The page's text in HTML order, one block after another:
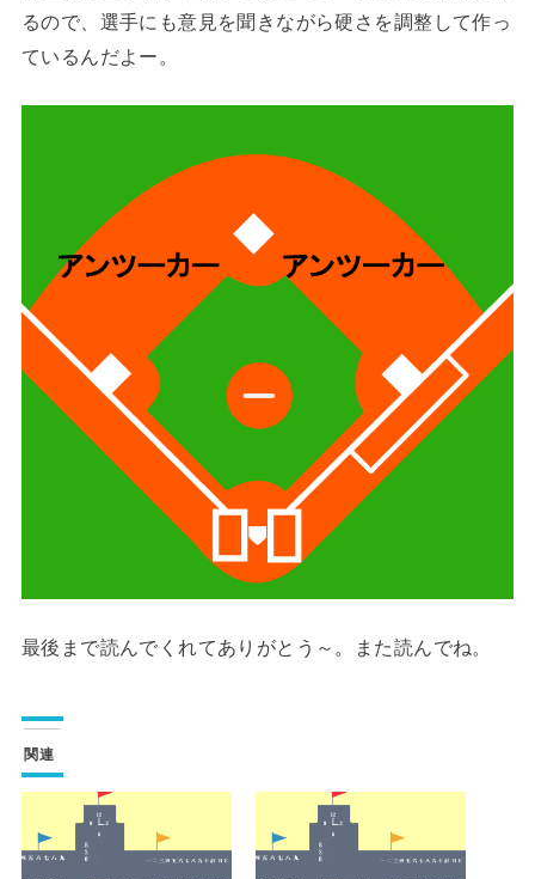
るので、選手にも意見を聞きながら硬さを調整して作っ
ているんだよー。
最後まで読んでくれてありがとう～。また読んでね。
関連